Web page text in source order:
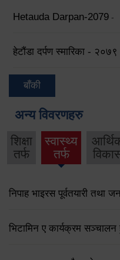
Hetauda Darpan-2079 -
हेटौंडा दर्पण स्मारिका - २०७९
बाँकी
अन्य विवरणहरु
शिक्षा
तर्फ
स्वास्थ्य
तर्फ
निपाह भाइरस पूर्वतयारी तथा
भिटामिन ए कार्यक्रम सञ्चालन